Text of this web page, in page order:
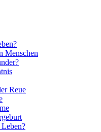
Menschen
Reue